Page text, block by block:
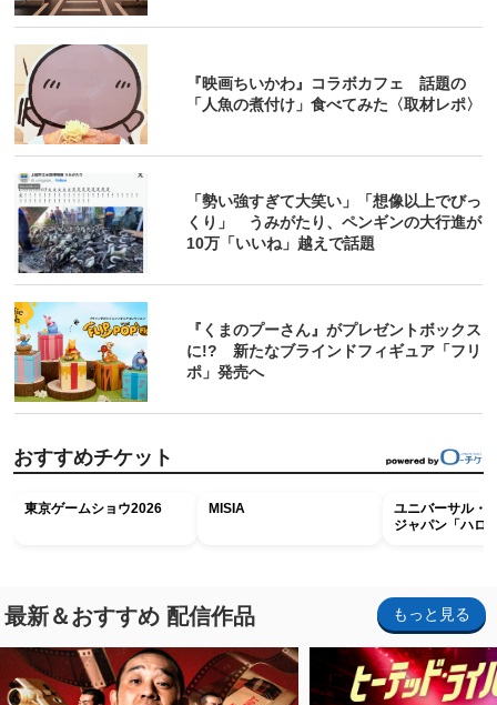
『映画ちいかわ』コラボカフェ 話題の
「人魚の煮付け」食べてみた〈取材レポ〉
「勢い強すぎて大笑い」「想像以上でびっ
くり」 うみがたり、ペンギンの大行進が
10万「いいね」越えで話題
『くまのプーさん』がプレゼントボックス
に!? 新たなブラインドフィギュア「フリ
ポ」発売へ
おすすめチケット
東京ゲームショウ2026 MISIA
ユニバーサル・
ジャパン「ハロ
最新＆おすすめ 配信作品 もっと見る